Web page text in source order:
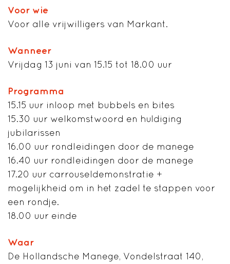
Voor wie
Voor alle vrijwilligers van Markant.
Wanneer
Vrijdag 13 juni van 15.15 tot 18.00 uur
Programma
15.15 uur inloop met bubbels en bites
15.30 uur welkomstwoord en huldiging
jubilarissen
16.00 uur rondleidingen door de manege
16.40 uur rondleidingen door de manege
17.20 uur carrouseldemonstratie +
mogelijkheid om in het zadel te stappen voor
een rondje.
18.00 uur einde
Waar
De Hollandsche Manege, Vondelstraat 140,